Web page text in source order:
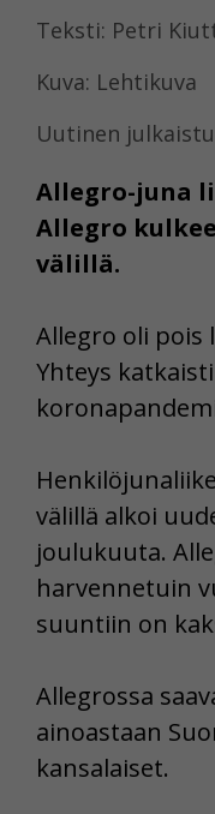
Teksti: Petri
Kuva: Lehtikuva
Uutinen
Allegro-juna
Allegro
välillä.
Allegro oli pois
Yhteys
välillä alkoi
joulukuuta.
harvennetuin
suuntiin on
Allegrossa
ainoastaan
kansalaiset.